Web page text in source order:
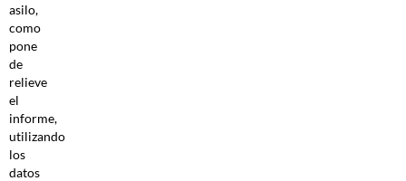
asilo,
como
pone
de
relieve
el
informe,
utilizando
los
datos